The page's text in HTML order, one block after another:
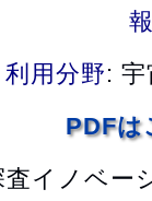
利用分野:
PDFは
イノベー